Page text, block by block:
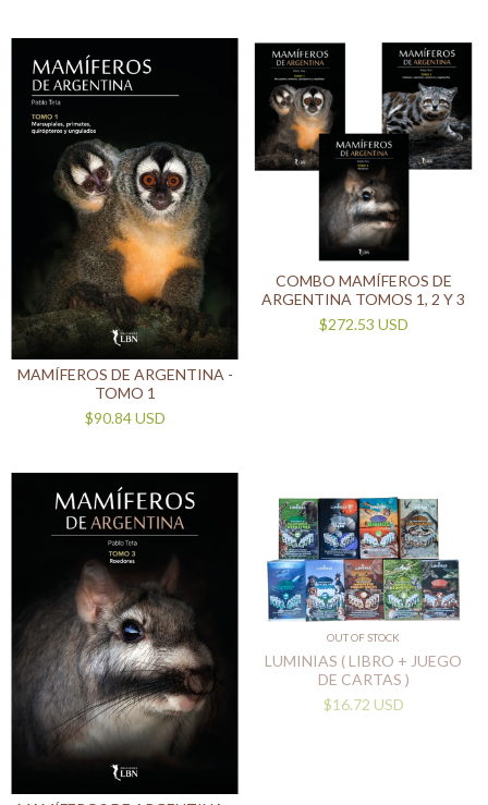
MAMÍFEROS DE ARGENTINA -
TOMO 1
$90.84 USD
COMBO MAMÍFEROS DE
ARGENTINA TOMOS 1, 2 Y 3
$272.53 USD
OUT OF STOCK
LUMINIAS ( LIBRO + JUEGO
DE CARTAS )
$16.72 USD